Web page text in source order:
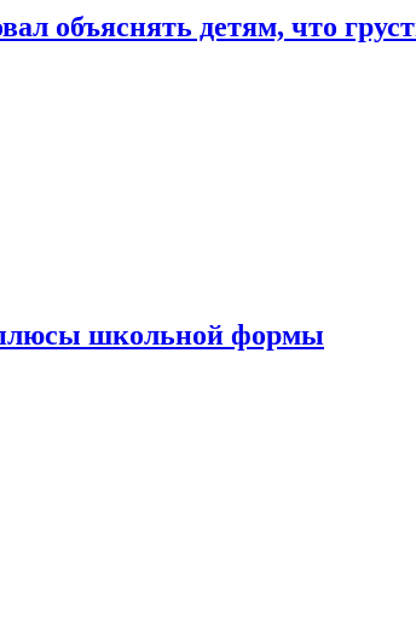
объяснять детям, что
плюсы школьной формы